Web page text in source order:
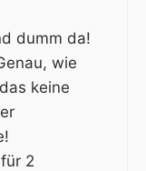
dumm da!
wie
keine
2